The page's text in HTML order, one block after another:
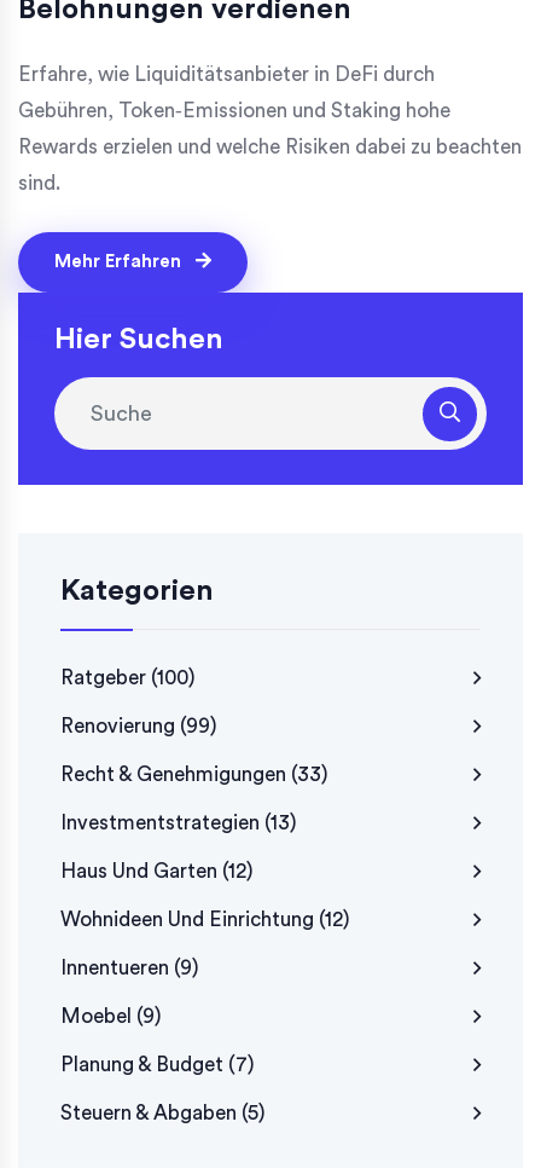
Belohnungen verdienen
Erfahre, wie Liquiditätsanbieter in DeFi durch
Gebühren, Token‑Emissionen und Staking hohe
Rewards erzielen und welche Risiken dabei zu beachten
sind.
Mehr Erfahren
Hier Suchen
Kategorien
Ratgeber (100)
Renovierung (99)
Recht & Genehmigungen (33)
Investmentstrategien (13)
Haus Und Garten (12)
Wohnideen Und Einrichtung (12)
Innentueren (9)
Moebel (9)
Planung & Budget (7)
Steuern & Abgaben (5)